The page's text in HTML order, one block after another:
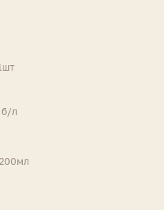
б/л